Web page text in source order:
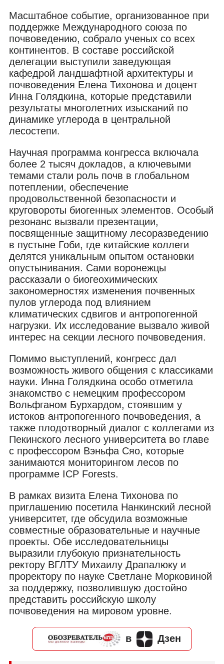
Масштабное событие, организованное при
поддержке Международного союза по
почвоведению, собрало ученых со всех
континентов. В составе российской
делегации выступили заведующая
кафедрой ландшафтной архитектуры и
почвоведения Елена Тихонова и доцент
Инна Голядкина, которые представили
результаты многолетних изысканий по
динамике углерода в центральной
лесостепи.
Научная программа конгресса включала
более 2 тысяч докладов, а ключевыми
темами стали роль почв в глобальном
потеплении, обеспечение
продовольственной безопасности и
круговороты биогенных элементов. Особый
резонанс вызвали презентации,
посвященные защитному лесоразведению
в пустыне Гоби, где китайские коллеги
делятся уникальным опытом остановки
опустынивания. Сами воронежцы
рассказали о биогеохимических
закономерностях изменения почвенных
пулов углерода под влиянием
климатических сдвигов и антропогенной
нагрузки. Их исследование вызвало живой
интерес на секции лесного почвоведения.
Помимо выступлений, конгресс дал
возможность живого общения с классиками
науки. Инна Голядкина особо отметила
знакомство с немецким профессором
Вольфганом Бурхардом, стоявшим у
истоков антропогенного почвоведения, а
также плодотворный диалог с коллегами из
Пекинского лесного университета во главе
с профессором Вэньфа Сяо, которые
занимаются мониторингом лесов по
программе ICP Forests.
В рамках визита Елена Тихонова по
приглашению посетила Нанкинский лесной
университет, где обсудила возможные
совместные образовательные и научные
проекты. Обе исследовательницы
выразили глубокую признательность
ректору ВГЛТУ Михаилу Драпалюку и
проректору по науке Светлане Морковиной
за поддержку, позволившую достойно
представить российскую школу
почвоведения на мировом уровне.
в Дзен